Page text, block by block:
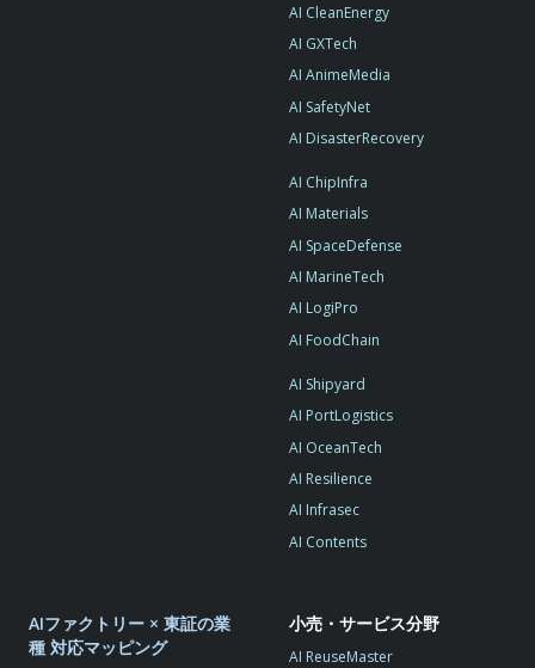
AI CleanEnergy
AI GXTech
AI AnimeMedia
AI SafetyNet
AI DisasterRecovery
AI ChipInfra
AI Materials
AI SpaceDefense
AI MarineTech
AI LogiPro
AI FoodChain
AI Shipyard
AI PortLogistics
AI OceanTech
AI Resilience
AI Infrasec
AI Contents
AIファクトリー × 東証の業
種 対応マッピング
小売・サービス分野
AI ReuseMaster